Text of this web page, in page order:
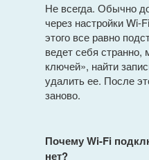
Не всегда. Обычно
через настройки
этого все равно
ведет себя странно,
ключей», найти
удалить ее. После
заново.
Почему Wi-Fi
нет?